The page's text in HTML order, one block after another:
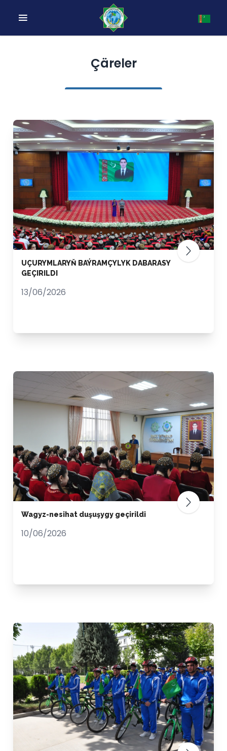
Çäreler
UÇURYMLARYŇ BAÝRAMÇYLYK DABARASY
GEÇIRILDI
13/06/2026
Wagyz-nesihat duşuşygy geçirildi
10/06/2026